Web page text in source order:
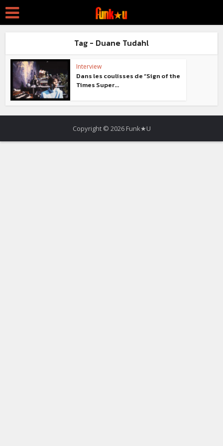
Tag - Duane Tudahl
Interview
Dans les coulisses de “Sign of the
Times Super...
Copyright © 2026 Funk★U